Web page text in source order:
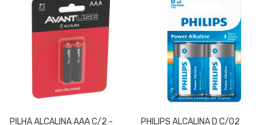
PILHA ALCALINA AAA C/2 -
PHILIPS ALCALINA D C/02